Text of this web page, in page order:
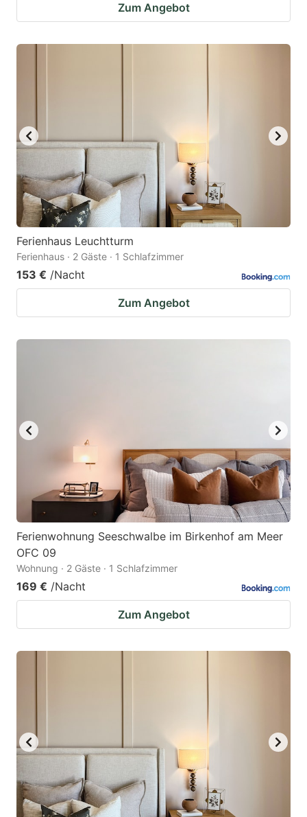
Zum Angebot
Ferienhaus Leuchtturm
Ferienhaus · 2 Gäste · 1 Schlafzimmer
153 € /Nacht
Zum Angebot
Ferienwohnung Seeschwalbe im Birkenhof am Meer
OFC 09
Wohnung · 2 Gäste · 1 Schlafzimmer
169 € /Nacht
Zum Angebot